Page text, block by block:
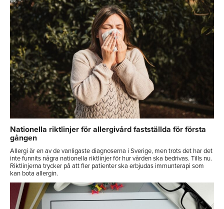
Nationella riktlinjer för allergivård fastställda för första
gången
Allergi är en av de vanligaste diagnoserna i Sverige, men trots det har det
inte funnits några nationella riktlinjer för hur vården ska bedrivas. Tills nu.
Riktlinjerna trycker på att fler patienter ska erbjudas immunterapi som
kan bota allergin.